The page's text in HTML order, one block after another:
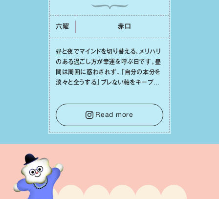
六曜 ⾚⼝
昼と夜でマインドを切り替える、メリハリ
のある過ごし⽅が幸運を呼ぶ⽇です。昼
間は周囲に惑わされず、「⾃分の本分を
淡々と全うする」ブレない軸をキープし
⾔葉に流されないよう、⼼にしっかりブ
レーキをかけること。この意識の切り替
えが、あなたに確かな安⼼感をもたらす
はずです。
Read more